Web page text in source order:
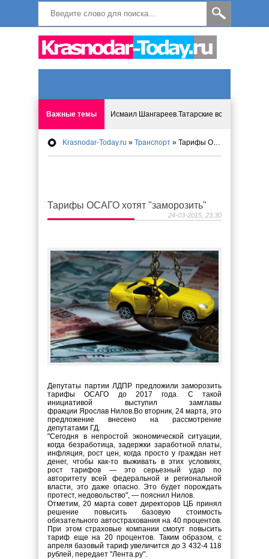
Важные темы Исмаил Шангареев.Татарские встречи на
Программа «Мир без слёз» впервые в Анапе:
Исмагил Шангареев. В поисках внутренней
Krasnodar-Today.ru » Транспорт » Тарифы ОСАГО хотят "заморозить"
Тарифы ОСАГО хотят "заморозить"
24-03-2015, 23:30
Депутаты партии ЛДПР предложили заморозить
тарифы ОСАГО до 2017 года. С такой
инициативой выступил замглавы
фракции Ярослав Нилов.Во вторник, 24 марта, это
предложение внесено на рассмотрение
депутатами ГД.
"Сегодня в непростой экономической ситуации,
когда безработица, задержки заработной платы,
инфляция, рост цен, когда просто у граждан нет
денег, чтобы как-то выживать в этих условиях,
рост тарифов — это серьезный удар по
авторитету всей федеральной и региональной
власти, это даже опасно. Это будет порождать
протест, недовольство", — пояснил Нилов.
Отметим, 20 марта совет директоров ЦБ принял
решение повысить базовую стоимость
обязательного автострахования на 40 процентов.
При этом страховые компании смогут повысить
тариф еще на 20 процентов. Таким образом, с
апреля базовый тариф увеличится до 3 432-4 118
рублей, передает "Лента.ру".